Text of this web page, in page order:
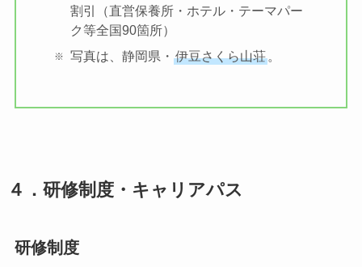
割引（直営保養所・ホテル・テーマパー
ク等全国90箇所）
写真は、静岡県・伊豆さくら山荘 。
４．研修制度・キャリアパス
研修制度